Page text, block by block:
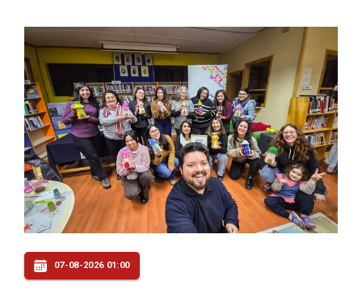
07-08-2026 01:00